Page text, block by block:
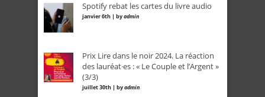
Spotify rebat les cartes du livre audio
janvier 6th | byadmin
Prix Lire dans le noir 2024. La réaction
des lauréat·es : « Le Couple et l’Argent »
(3/3)
juillet 30th | byadmin